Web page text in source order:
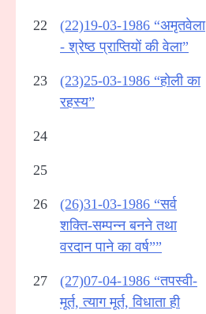
22
(22)19-03-1986 “अमृतवेला
- श्रेष्ठ प्राप्तियों की वेला”
23
(23)25-03-1986 “होली का
रहस्य”
24
25
26
(26)31-03-1986 “सर्व
शक्ति-सम्पन्न बनने तथा
वरदान पाने का वर्ष””
27
(27)07-04-1986 “तपस्वी-
मूर्त, त्याग मूर्त, विधाता ही